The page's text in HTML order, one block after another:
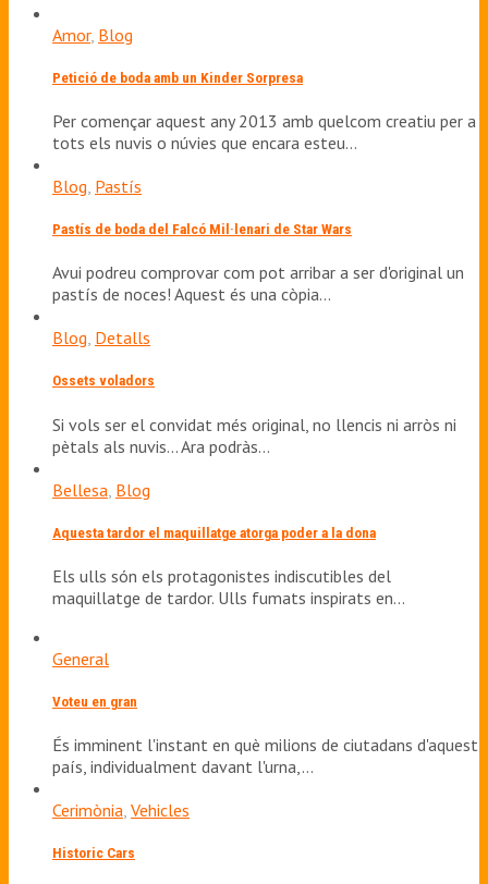
Amor, Blog
Petició de boda amb un Kinder Sorpresa
Per començar aquest any 2013 amb quelcom creatiu per a
tots els nuvis o núvies que encara esteu…
Blog Pastís
Pastís de boda del Falcó Mil·lenari de Star Wars
Avui podreu comprovar com pot arribar a ser d'original un
pastís de noces! Aquest és una còpia…
Blog, Detalls
Ossets voladors
Si vols ser el convidat més original, no llencis ni arròs ni
pètals als nuvis... Ara podràs…
Bellesa Blog
Aquesta tardor el maquillatge atorga poder a la dona
Els ulls són els protagonistes indiscutibles del
maquillatge de tardor. Ulls fumats inspirats en…
General
Voteu en gran
És imminent l'instant en què milions de ciutadans d'aquest
país, individualment davant l'urna,…
Cerimònia, Vehicles
Historic Cars